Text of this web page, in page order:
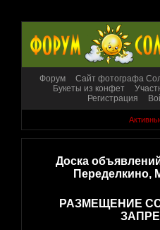
Форум Сайт фотографа
Букеты из конфет
Регистрация
Доска
Переделкино,
РАЗМЕЩЕНИЕ